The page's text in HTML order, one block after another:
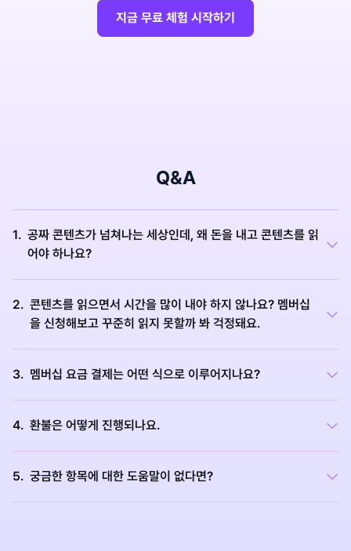
지금 무료 체험 시작하기
Q&A
1. 공짜 콘텐츠가 넘쳐나는 세상인데, 왜 돈을 내고 콘텐츠를 읽
어야 하나요?
2. 콘텐츠를 읽으면서 시간을 많이 내야 하지 않나요? 멤버십
을 신청해보고 꾸준히 읽지 못할까 봐 걱정돼요.
3. 멤버십 요금 결제는 어떤 식으로 이루어지나요?
4. 환불은 어떻게 진행되나요.
5. 궁금한 항목에 대한 도움말이 없다면?